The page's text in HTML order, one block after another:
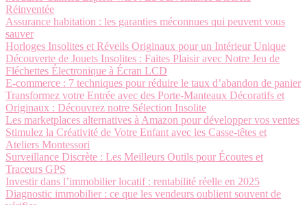
Réinventée
Assurance habitation : les garanties méconnues qui peuvent vous
sauver
Horloges Insolites et Réveils Originaux pour un Intérieur Unique
Découverte de Jouets Insolites : Faites Plaisir avec Notre Jeu de
Fléchettes Électronique à Écran LCD
E-commerce : 7 techniques pour réduire le taux d’abandon de panier
Transformez votre Entrée avec des Porte-Manteaux Décoratifs et
Originaux : Découvrez notre Sélection Insolite
Les marketplaces alternatives à Amazon pour développer vos ventes
Stimulez la Créativité de Votre Enfant avec les Casse-têtes et
Ateliers Montessori
Surveillance Discrète : Les Meilleurs Outils pour Écoutes et
Traceurs GPS
Investir dans l’immobilier locatif : rentabilité réelle en 2025
Diagnostic immobilier : ce que les vendeurs oublient souvent de